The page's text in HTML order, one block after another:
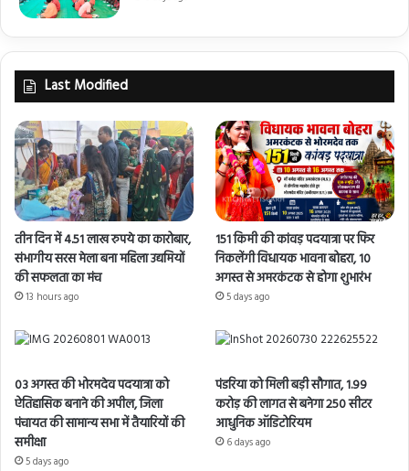
Last Modified
तीन दिन में 4.51 लाख रुपये का कारोबार,
संभागीय सरस मेला बना महिला उद्यमियों
की सफलता का मंच
13 hours ago
151 किमी की कांवड़ पदयात्रा पर फिर
निकलेंगी विधायक भावना बोहरा, 10
अगस्त से अमरकंटक से होगा शुभारंभ
5 days ago
03 अगस्त की भोरमदेव पदयात्रा को
ऐतिहासिक बनाने की अपील, जिला
पंचायत की सामान्य सभा में तैयारियों की
समीक्षा
5 days ago
पंडरिया को मिली बड़ी सौगात, 1.99
करोड़ की लागत से बनेगा 250 सीटर
आधुनिक ऑडिटोरियम
6 days ago